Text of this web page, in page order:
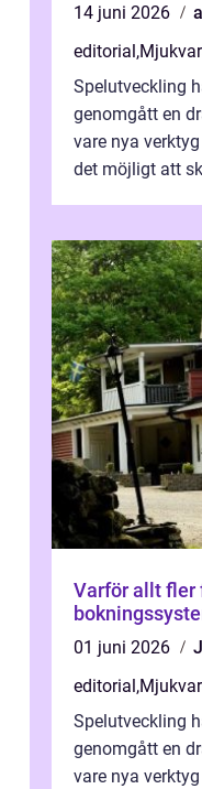
14 juni 2026
editorial,
Spelutveckling
genomgått en
vare nya
det möjligt att
Varför allt fler
01 juni 2026
editorial,
Spelutveckling
genomgått en
vare nya